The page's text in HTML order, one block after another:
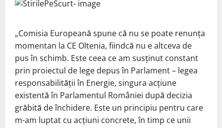
„Comisia Europeană spune că nu se poate renunţa
momentan la CE Oltenia, fiindcă nu e altceva de
pus în schimb. Este ceea ce am susţinut constant
prin proiectul de lege depus în Parlament – legea
responsabilităţii în Energie, singura acţiune
existentă în Parlamentul României după decizia
grăbită de închidere. Este un principiu pentru care
m-am luptat cu acţiuni concrete, în timp ce unii